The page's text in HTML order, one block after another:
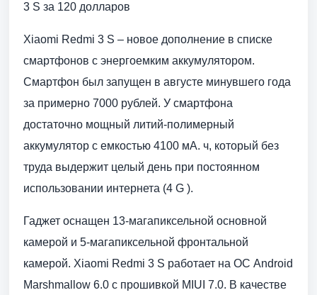
3 S за 120 долларов
Xiaomi Redmi 3 S – новое дополнение в списке
смартфонов с энергоемким аккумулятором.
Смартфон был запущен в августе минувшего года
за примерно 7000 рублей. У смартфона
достаточно мощный литий-полимерный
аккумулятор с емкостью 4100 мА. ч, который без
труда выдержит целый день при постоянном
использовании интернета (4 G ).
Гаджет оснащен 13-магапиксельной основной
камерой и 5-магапиксельной фронтальной
камерой. Xiaomi Redmi 3 S работает на ОС Android
Marshmallow 6.0 с прошивкой MIUI 7.0. В качестве